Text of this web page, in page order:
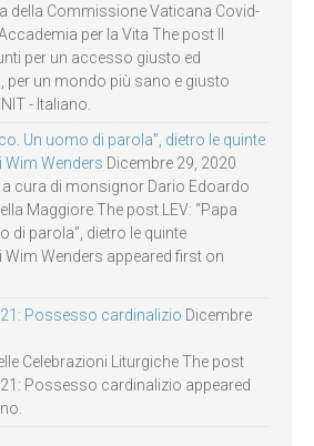
della Commissione Vaticana Covid-
per la Vita The post Il
per un accesso giusto ed
per un mondo più sano e giusto
- Italiano.
Un uomo di parola”, dietro le quinte
Wim Wenders Dicembre 29, 2020
cura di monsignor Dario Edoardo
Maggiore The post LEV: “Papa
di parola”, dietro le quinte
Wim Wenders appeared first on
Possesso cardinalizio Dicembre
Celebrazioni Liturgiche The post
Possesso cardinalizio appeared